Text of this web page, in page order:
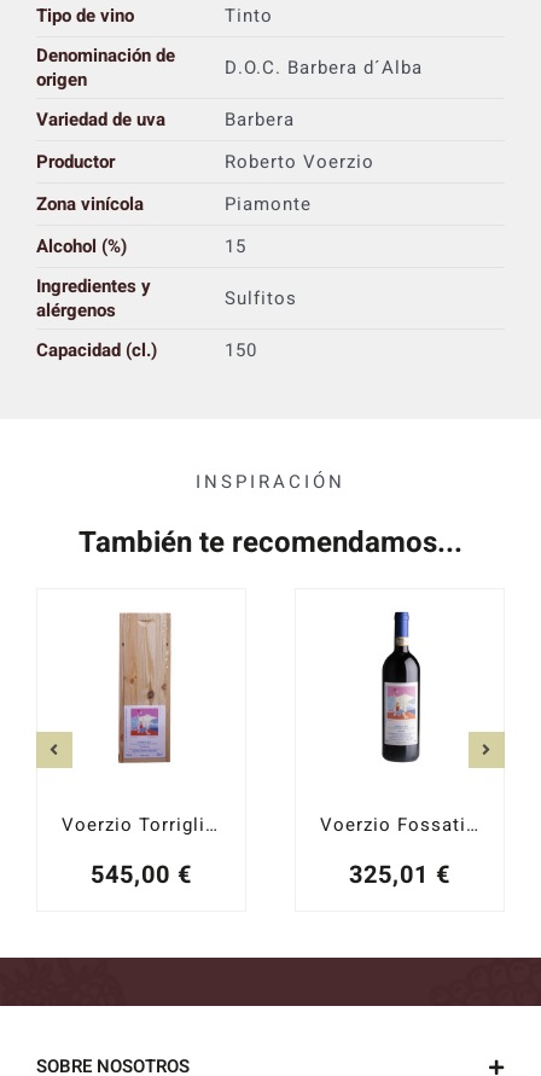
Tipo de vino
Tinto
Denominación de
origen
D.O.C. Barbera d´Alba
Variedad de uva
Barbera
Productor
Roberto Voerzio
Zona vinícola
Piamonte
Alcohol (%)
15
Ingredientes y
alérgenos
Sulfitos
Capacidad (cl.)
150
INSPIRACIÓN
También te recomendamos...
Voerzio Torriglione Mágnum 2017
545,00 €
Voerzio Fossati 2019
325,01 €
SOBRE NOSOTROS